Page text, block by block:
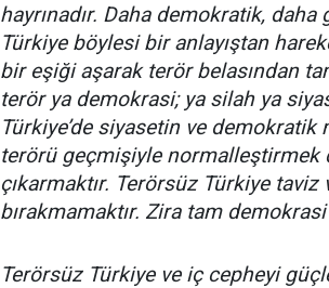
hayrınadır. Daha demokratik,
Türkiye böylesi bir anlayıştan
bir eşiği aşarak terör belasından
terör ya demokrasi; ya silah ya
Türkiye’de siyasetin ve demokratik
terörü geçmişiyle normalleştirmek
çıkarmaktır. Terörsüz Türkiye
bırakmamaktır. Zira tam
Terörsüz Türkiye ve iç cepheyi